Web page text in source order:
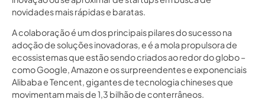
novidades mais rápidas e baratas.
A colaboração é um dos principais pilares do sucesso na
adoção de soluções inovadoras, e é a mola propulsora de
ecossistemas que estão sendo criados ao redor do globo –
como Google, Amazon e os surpreendentes e exponenciais
Alibaba e Tencent, gigantes de tecnologia chineses que
movimentam mais de 1,3 bilhão de conterrâneos.